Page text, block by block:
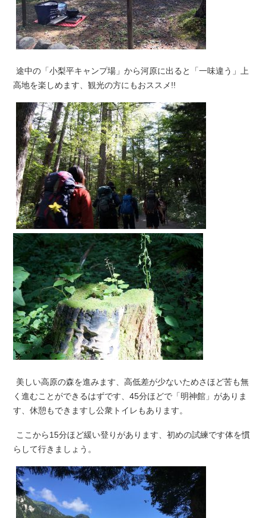
途中の「小梨平キャンプ場」から河原に出ると「一味違う」上
高地を楽しめます、観光の方にもおススメ!!
美しい高原の森を進みます、高低差が少ないためさほど苦も無
く進むことができるはずです、45分ほどで「明神館」がありま
す、休憩もできますし公衆トイレもあります。
ここから15分ほど緩い登りがあります、初めの試練です体を慣
らして行きましょう。